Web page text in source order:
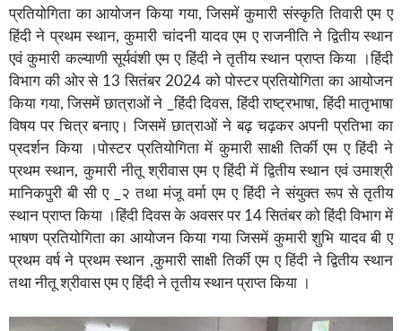
प्रतियोगिता का आयोजन किया गया, जिसमें कुमारी संस्कृति तिवारी एम ए
हिंदी ने प्रथम स्थान, कुमारी चांदनी यादव एम ए राजनीति ने द्वितीय स्थान
एवं कुमारी कल्याणी सूर्यवंशी एम ए हिंदी ने तृतीय स्थान प्राप्त किया ।हिंदी
विभाग की ओर से 13 सितंबर 2024 को पोस्टर प्रतियोगिता का आयोजन
किया गया, जिसमें छात्राओं ने _हिंदी दिवस, हिंदी राष्ट्रभाषा, हिंदी मातृभाषा
विषय पर चित्र बनाए। जिसमें छात्राओं ने बढ़ चढ़कर अपनी प्रतिभा का
प्रदर्शन किया ।पोस्टर प्रतियोगिता में कुमारी साक्षी तिर्की एम ए हिंदी ने
प्रथम स्थान, कुमारी नीतू श्रीवास एम ए हिंदी में द्वितीय स्थान एवं उमाश्री
मानिकपुरी बी सी ए _२ तथा मंजू वर्मा एम ए हिंदी ने संयुक्त रूप से तृतीय
स्थान प्राप्त किया ।हिंदी दिवस के अवसर पर 14 सितंबर को हिंदी विभाग में
भाषण प्रतियोगिता का आयोजन किया गया जिसमें कुमारी शुभि यादव बी ए
प्रथम वर्ष ने प्रथम स्थान ,कुमारी साक्षी तिर्की एम ए हिंदी ने द्वितीय स्थान
तथा नीतू श्रीवास एम ए हिंदी ने तृतीय स्थान प्राप्त किया ।